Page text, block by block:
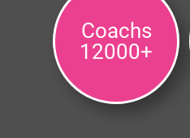
Coachs
12000+